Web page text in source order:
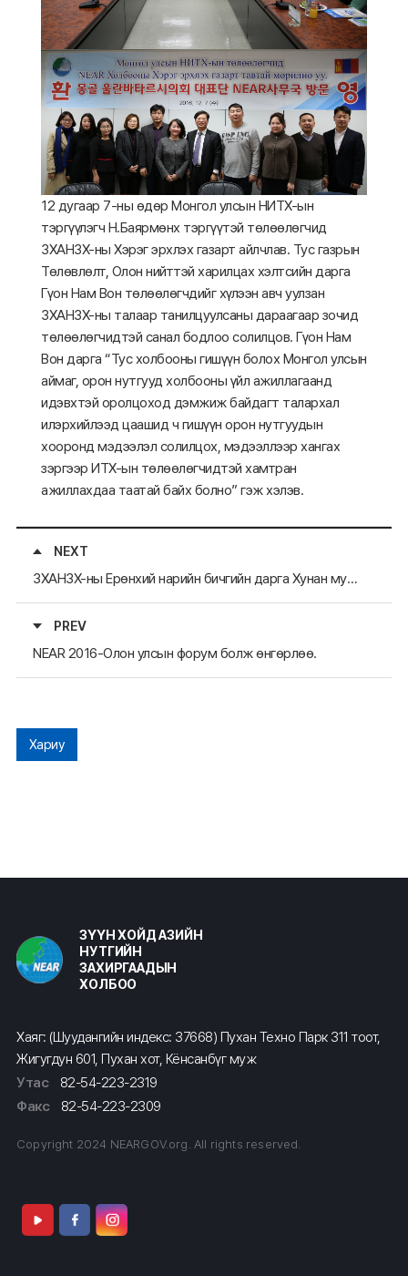
12 дугаар 7-ны өдөр Монгол улсын НИТХ-ын
тэргүүлэгч Н.Баярмөнх тэргүүтэй төлөөлөгчид
ЗХАНЗХ-ны Хэрэг эрхлэх газарт айлчлав. Тус газрын
Төлөвлөлт, Олон нийттэй харилцах хэлтсийн дарга
Гүон Нам Вон төлөөлөгчдийг хүлээн авч уулзан
ЗХАНЗХ-ны талаар танилцуулсаны дараагаар зочид
төлөөлөгчидтэй санал бодлоо солилцов. Гүон Нам
Вон дарга “Тус холбооны гишүүн болох Монгол улсын
аймаг, орон нутгууд холбооны үйл ажиллагаанд
идэвхтэй оролцоход дэмжиж байдагт талархал
илэрхийлээд цаашид ч гишүүн орон нутгуудын
хооронд мэдээлэл солилцох, мэдээллээр хангах
зэргээр ИТХ-ын төлөөлөгчидтэй хамтран
ажиллахдаа таатай байх болно” гэж хэлэв.
NEXT
ЗХАНЗХ-ны Ерөнхий нарийн бичгийн дарга Хунан мужид ажлын айлчлал хийв.
PREV
NEAR 2016-Олон улсын форум болж өнгөрлөө.
Хариу
ЗҮҮН ХОЙД АЗИЙН
НУТГИЙН
ЗАХИРГААДЫН
ХОЛБОО
Хаяг: (Шуудангийн индекс: 37668) Пухан Техно Парк 311 тоот,
Жигугдун 601, Пухан хот, Кёнсанбүг муж
Утас
82-54-223-2319
Факс
82-54-223-2309
Copyright 2024 NEARGOV.org. All rights reserved.